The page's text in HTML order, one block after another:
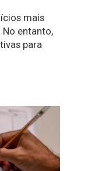
mais
entanto,
para